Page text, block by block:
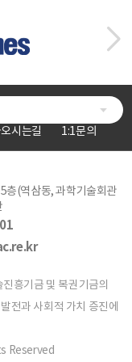
시는길 1:1문의
층(역삼동, 과학기술회관
흥기금 및 복권기금의
전과 사회적 가치 증진에
Reserved